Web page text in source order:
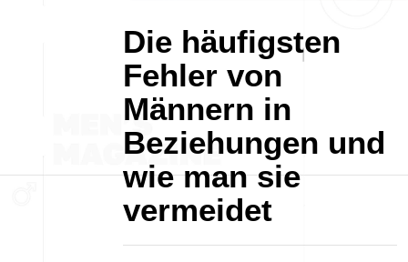
Die häufigsten
Fehler von
Männern in
Beziehungen und
wie man sie
vermeidet